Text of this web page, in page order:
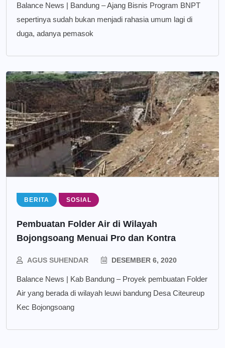
Balance News | Bandung – Ajang Bisnis Program BNPT
sepertinya sudah bukan menjadi rahasia umum lagi di
duga, adanya pemasok
BERITA SOSIAL
Pembuatan Folder Air di Wilayah
Bojongsoang Menuai Pro dan Kontra
AGUS SUHENDAR DESEMBER 6, 2020
Balance News | Kab Bandung – Proyek pembuatan Folder
Air yang berada di wilayah leuwi bandung Desa Citeureup
Kec Bojongsoang